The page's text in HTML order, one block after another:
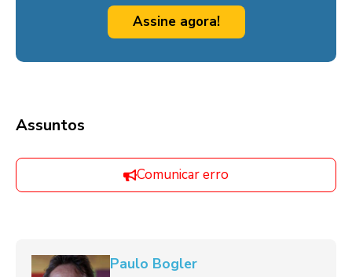
Assine agora!
Assuntos
Comunicar erro
Paulo Bogler